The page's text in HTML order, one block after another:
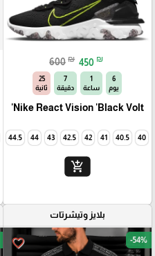
600 ₪ 450 ₪
6
يوم
1
ساعة
7
دقيقة
23
ثانية
Nike React Vision 'Black Volt'
40
40.5
41
42
42.5
43
44
44.5
add_shopping_cart
بلايز وتيشرتات
favorite_border -54%